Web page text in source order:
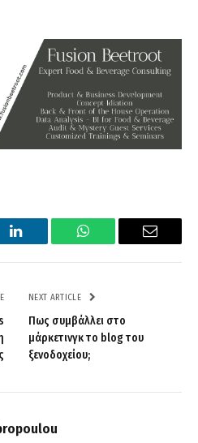
LinkedIn WhatsApp Email
NEXT ARTICLE
Πως συμβάλλει στο
μάρκετινγκ το blog του
ξενοδοχείου;